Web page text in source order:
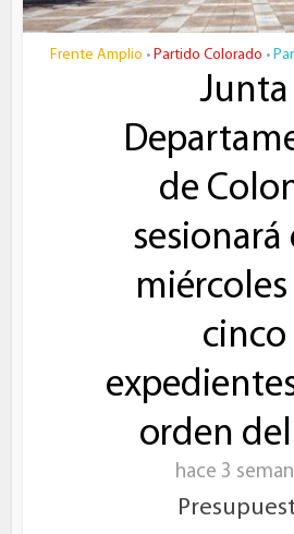
Frente Amplio • Partido Colorado •
Junta
de
sesionará
cinco
orden
hace 3